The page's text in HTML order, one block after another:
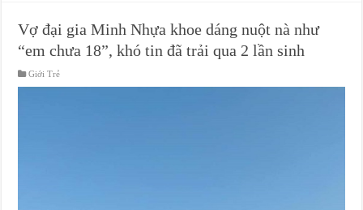
Vợ đại gia Minh Nhựa khoe dáng nuột nà như
“em chưa 18”, khó tin đã trải qua 2 lần sinh
Giới Trẻ